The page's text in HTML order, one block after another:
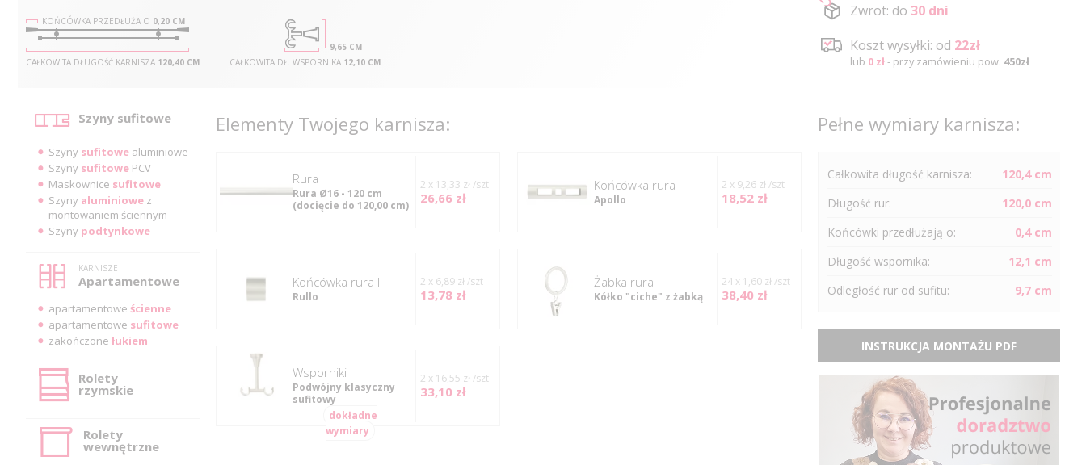
KOŃCÓWKA PRZEDŁUŻA O 0,20 CM
CAŁKOWITA DŁUGOŚĆ KARNISZA 120,40 CM
9,65 CM
CAŁKOWITA DŁ. WSPORNIKA 12,10 CM
Zwrot: do 30 dni
Koszt wysyłki: od 22zł
lub 0 zł- przy zamówieniu pow. 450zł
Szyny sufitowe
Szyny sufitowe aluminiowe
Szyny sufitowe PCV
Maskownice sufitowe
Szyny aluminiowe z
montowaniem ściennym
Szyny podtynkowe
KARNISZE
Apartamentowe
apartamentowe ścienne
apartamentowe sufitowe
zakończone łukiem
Rolety
rzymskie
Rolety
wewnętrzne
Elementy Twojego karnisza:
rura
Rura Ø16 - 120 cm
(docięcie do 120,00 cm)
2 x 13,33 zł /szt
26,66 zł
Końcówka rura I
Apollo
2 x 9,26 zł /szt
18,52 zł
Końcówka rura II
Rullo
2 x 6,89 zł /szt
13,78 zł
Żabka rura
Kółko "ciche" z żabką
24 x 1,60 zł /szt
38,40 zł
Wsporniki
Podwójny klasyczny
sufitowy
2 x 16,55 zł /szt
33,10 zł
dokładne
wymiary
Pełne wymiary karnisza:
Całkowita długość karnisza:
120,4 cm
Długość rur:
120,0 cm
Końcówki przedłużają o:
0,4 cm
Długość wspornika:
12,1 cm
Odległość rur od sufitu: 9,7 cm
INSTRUKCJA MONTAŻU PDF